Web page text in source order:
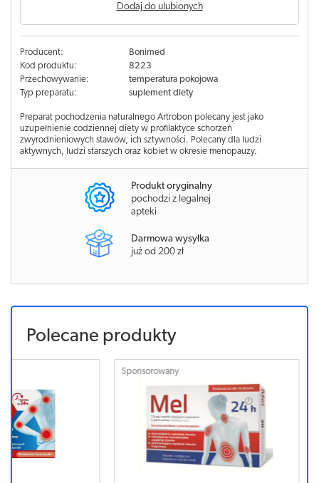
Dodaj do ulubionych
Producent:
Bonimed
Kod produktu:
8223
Przechowywanie:
temperatura pokojowa
Typ preparatu:
suplement diety
Preparat pochodzenia naturalnego Artrobon polecany jest jako
uzupełnienie codziennej diety w profilaktyce schorzeń
zwyrodnieniowych stawów, ich sztywności. Polecany dla ludzi
aktywnych, ludzi starszych oraz kobiet w okresie menopauzy.
Produkt oryginalny
pochodzi z legalnej
apteki
Darmowa wysyłka
już od 200 zł
Polecane produkty
Sponsorowany